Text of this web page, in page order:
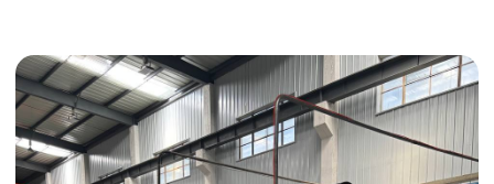
Получить консультацию